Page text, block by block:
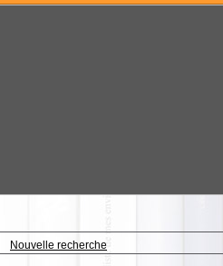
Nouvelle recherche